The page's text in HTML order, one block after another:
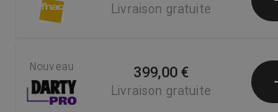
Livraison gratuite
Nouveau 399,00 €
Livraison gratuite